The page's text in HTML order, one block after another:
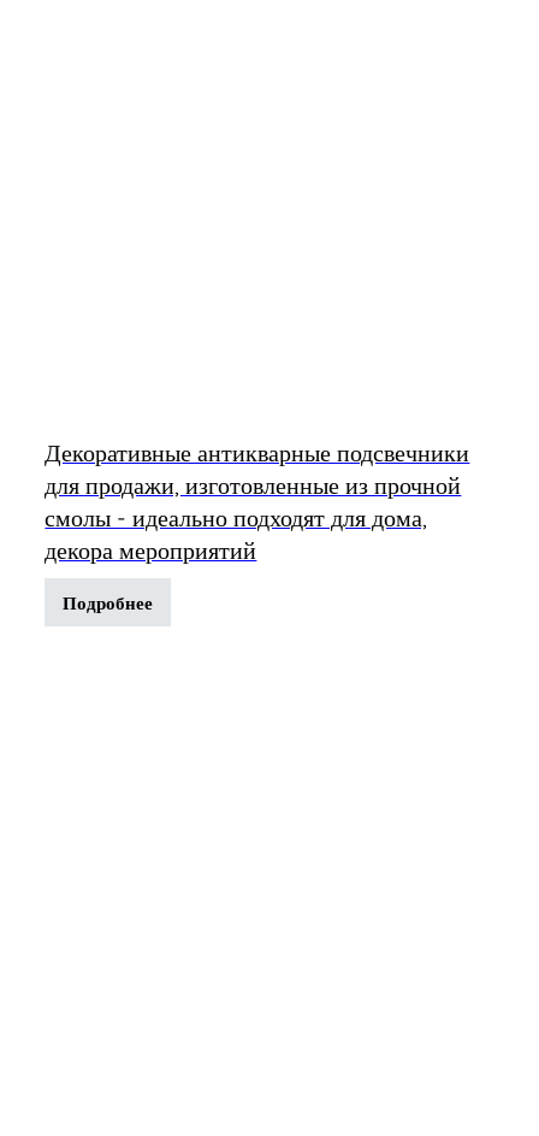
Декоративные антикварные подсвечники
для продажи, изготовленные из прочной
смолы - идеально подходят для дома,
декора мероприятий
Подробнее